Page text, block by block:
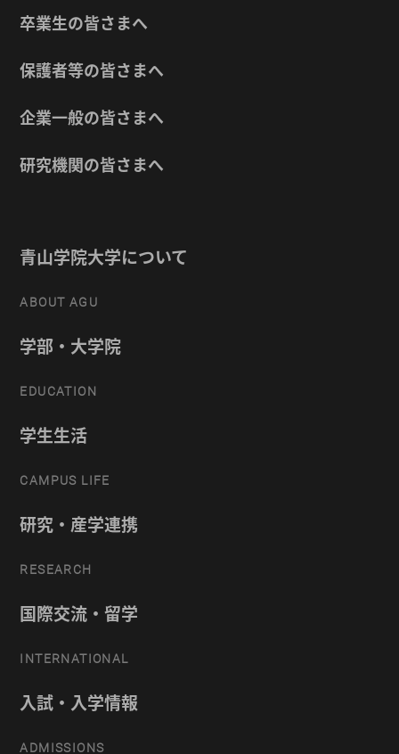
卒業生の皆さまへ
保護者等の皆さまへ
企業一般の皆さまへ
研究機関の皆さまへ
青山学院大学について
ABOUT AGU
学部・大学院
EDUCATION
学生生活
CAMPUS LIFE
研究・産学連携
RESEARCH
国際交流・留学
INTERNATIONAL
入試・入学情報
ADMISSIONS